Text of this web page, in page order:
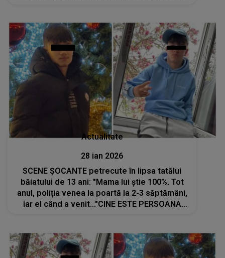
Actualitate
28 ian 2026
SCENE ȘOCANTE petrecute în lipsa tatălui
băiatului de 13 ani: "Mama lui știe 100%. Tot
anul, poliția venea la poartă la 2-3 săptămâni,
iar el când a venit..."CINE ESTE PERSOANA